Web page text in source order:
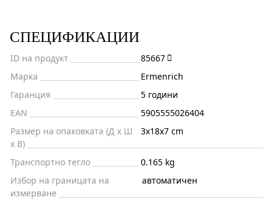
СПЕЦИФИКАЦИИ
ID на продукт
85667
Марка
Ermenrich
Гаранция
5 години
EAN
5905555026404
Размер на опаковката (Д x Ш
x В)
3x18x7 cm
Транспортно тегло
0.165 kg
Избор на границата на
измерване
автоматичен